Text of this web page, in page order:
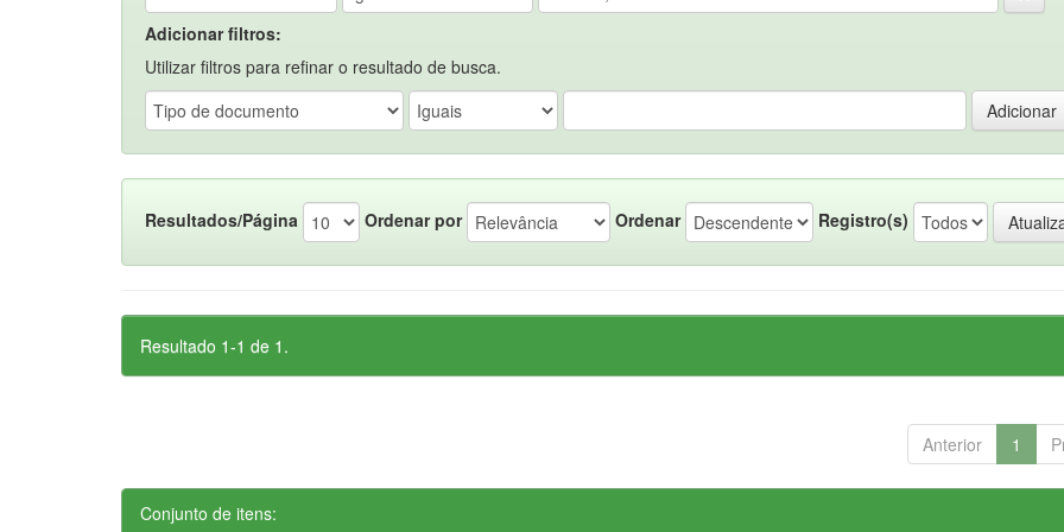
Adicionar filtros:
Utilizar filtros para refinar o resultado de busca.
Resultados/Página Ordenar por Ordenar Registro(s)
Resultado 1-1 de 1.
Anterior 1
Conjunto de itens: